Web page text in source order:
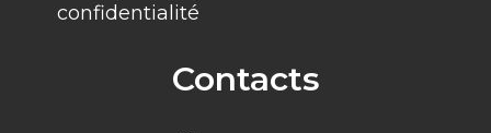
confidentialité
Contacts